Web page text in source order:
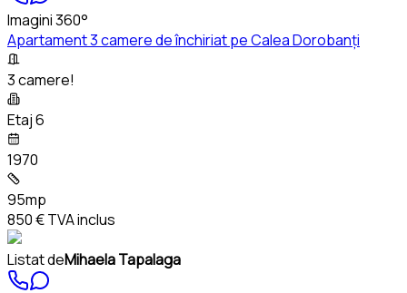
Imagini 360°
Apartament 3 camere de închiriat pe Calea Dorobanți
3 camere!
Etaj 6
1970
95mp
850 €TVA inclus
Listat deMihaela Tapalaga